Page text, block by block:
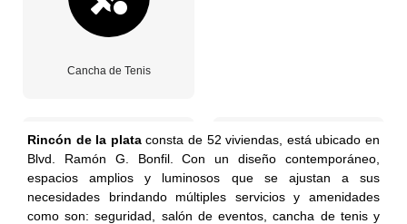
Cancha de Tenis
Rincón de la plataconsta de 52 viviendas, está ubicado en
Blvd. Ramón G. Bonfil. Con un diseño contemporáneo,
espacios amplios y luminosos que se ajustan a sus
necesidades brindando múltiples servicios y amenidades
como son: seguridad, salón de eventos, cancha de tenis y